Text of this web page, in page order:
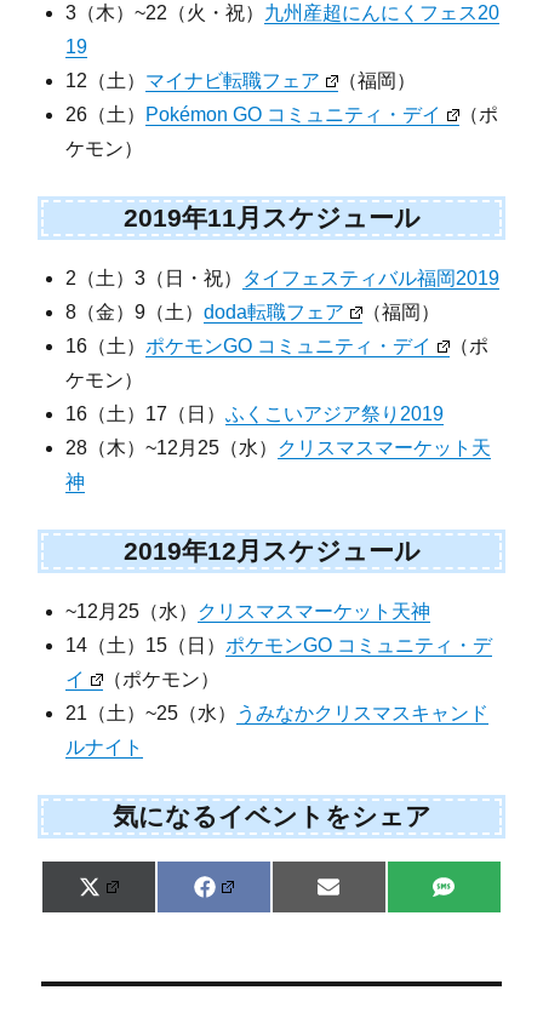
3（木）~22（火・祝） 九州産超にんにくフェス20
19
12（土） マイナビ転職フェア
（福岡）
26（土） Pokémon GO コミュニティ・デイ
（ポ
ケモン）
2019年11月スケジュール
2（土）3（日・祝） タイフェスティバル福岡2019
8（金）9（土）doda転職フェア
（福岡）
16（土） ポケモンGO コミュニティ・デイ
（ポ
ケモン）
16（土）17（日）ふくこいアジア祭り2019
28（木）~12月25（水） クリスマスマーケット天
神
2019年12月スケジュール
~12月25（水） クリスマスマーケット天神
14（土）15（日） ポケモンGO コミュニティ・デ
イ
（ポケモン）
21（土）~25（水）
うみなかクリスマスキャンド
ルナイト
気になるイベントをシェア
Share
on
X
(
t
Share
on
F
a
o
Share
on
E
m
Share
on
S
M